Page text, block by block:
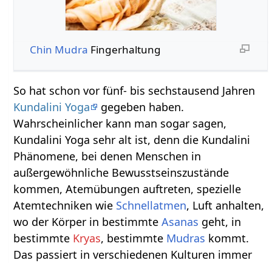
Chin Mudra Fingerhaltung
So hat schon vor fünf- bis sechstausend Jahren
Kundalini Yoga
gegeben haben.
Wahrscheinlicher kann man sogar sagen,
Kundalini Yoga sehr alt ist, denn die Kundalini
Phänomene, bei denen Menschen in
außergewöhnliche Bewusstseinszustände
kommen, Atemübungen auftreten, spezielle
Atemtechniken wie Schnellatmen, Luft anhalten,
wo der Körper in bestimmteAsanas geht, in
bestimmte Kryas, bestimmte Mudras kommt.
Das passiert in verschiedenen Kulturen immer